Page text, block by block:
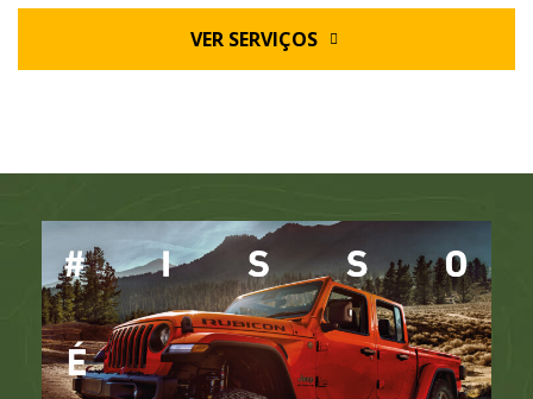
VER SERVIÇOS